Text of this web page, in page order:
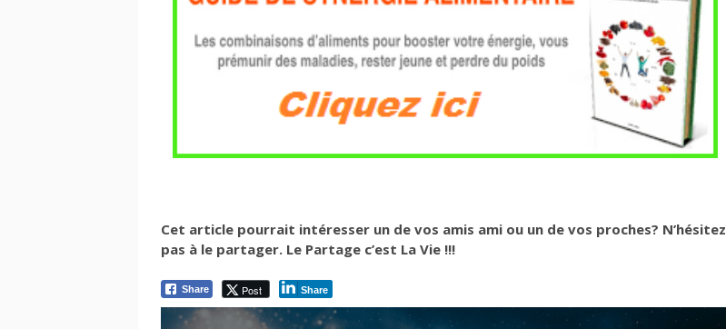
Cet article pourrait intéresser un de vos amis ami ou un de vos proches? N’hésitez
pas à le partager. Le Partage c’est La Vie !!!
Share Post Share